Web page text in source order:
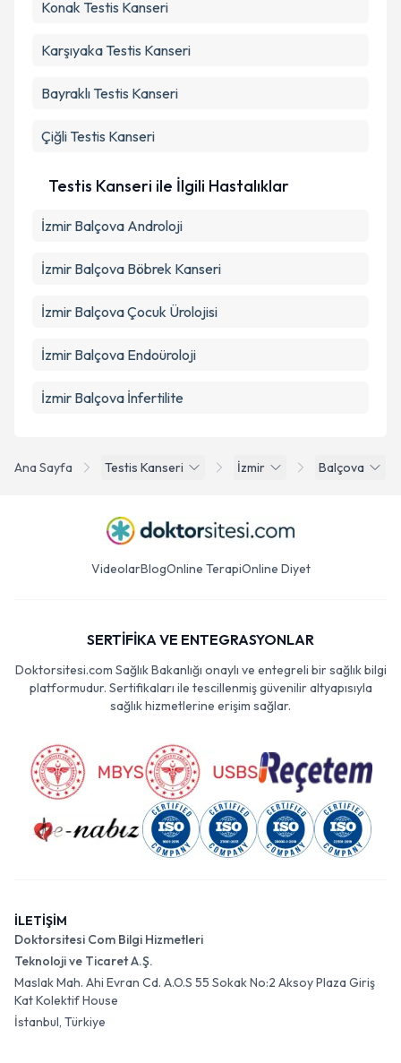
Ana Sayfa Testis Kanseri İzmir Balçova
Konak Testis Kanseri
Karşıyaka Testis Kanseri
Bayraklı Testis Kanseri
Çiğli Testis Kanseri
Testis Kanseri ile İlgili Hastalıklar
İzmir Balçova Androloji
İzmir Balçova Böbrek Kanseri
İzmir Balçova Çocuk Ürolojisi
İzmir Balçova Endoüroloji
İzmir Balçova İnfertilite
VideolarBlogOnline TerapiOnline Diyet
SERTİFİKA VE ENTEGRASYONLAR
Doktorsitesi.com Sağlık Bakanlığı onaylı ve entegreli bir sağlık bilgi
platformudur. Sertifikaları ile tescillenmiş güvenilir altyapısıyla
sağlık hizmetlerine erişim sağlar.
İLETİŞİM
Doktorsitesi Com Bilgi Hizmetleri
Teknoloji ve Ticaret A.Ş.
Maslak Mah. Ahi Evran Cd. A.O.S 55 Sokak No:2 Aksoy Plaza Giriş
Kat Kolektif House
İstanbul, Türkiye